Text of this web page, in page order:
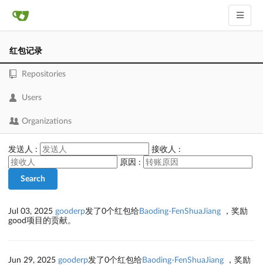
红包记录
Repositories
Users
Organizations
发送人 :
接收人 :
原因 :
Search
Jul 03, 2025 gooderp发了0个红包给Baoding-FenShuaJiang ，奖励
good项目的贡献。
Jun 29, 2025 gooderp发了0个红包给Baoding-FenShuaJiang ，奖励